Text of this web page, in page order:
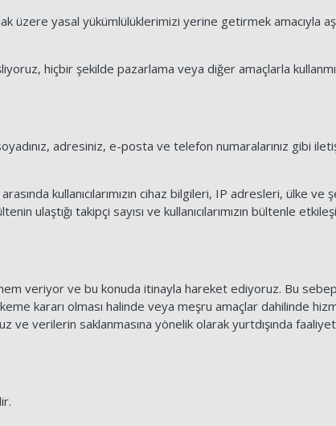
üzere yasal yükümlülüklerimizi yerine getirmek amacıyla
hiçbir şekilde pazarlama veya diğer amaçlarla
adresiniz, e-posta ve telefon numaralarınız gibi
kullanıcılarımızın cihaz bilgileri, IP adresleri, ülke ve
ulaştığı takipçi sayısı ve kullanıcılarımızın bültenle
veriyor ve bu konuda itinayla hareket ediyoruz. Bu
kararı olması halinde veya meşru amaçlar dahilinde
verilerin saklanmasına yönelik olarak yurtdışında